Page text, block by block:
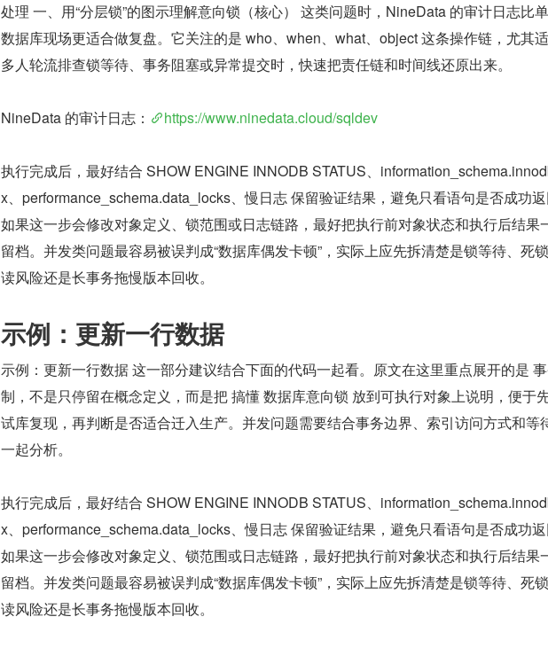
处理 一、用“分层锁”的图示理解意向锁（核心） 这类问题时，NineData 的审计日志比
数据库现场更适合做复盘。它关注的是 who、when、what、object 这条操作链，尤其
多人轮流排查锁等待、事务阻塞或异常提交时，快速把责任链和时间线还原出来。
NineData 的审计日志： https://www.ninedata.cloud/sqldev
执行完成后，最好结合 SHOW ENGINE INNODB STATUS、
x、performance_schema.data_locks、慢日志 保留验证结果，避免只看语句是否成功返
如果这一步会修改对象定义、锁范围或日志链路，最好把执行前对象状态和执行后结果
留档。并发类问题最容易被误判成“数据库偶发卡顿”，实际上应先拆清楚是锁等待、死
读风险还是长事务拖慢版本回收。
示例：更新一行数据
示例：更新一行数据 这一部分建议结合下面的代码一起看。原文在这里重点展开的是
制，不是只停留在概念定义，而是把 搞懂 数据库意向锁 放到可执行对象上说明，便于
试库复现，再判断是否适合迁入生产。并发问题需要结合事务边界、索引访问方式和等
一起分析。
执行完成后，最好结合 SHOW ENGINE INNODB STATUS、
x、performance_schema.data_locks、慢日志 保留验证结果，避免只看语句是否成功返
如果这一步会修改对象定义、锁范围或日志链路，最好把执行前对象状态和执行后结果
留档。并发类问题最容易被误判成“数据库偶发卡顿”，实际上应先拆清楚是锁等待、死
读风险还是长事务拖慢版本回收。